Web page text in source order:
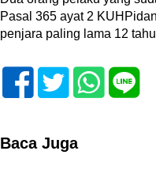
Pasal 365 ayat 2
penjara paling lama 12
Baca Juga